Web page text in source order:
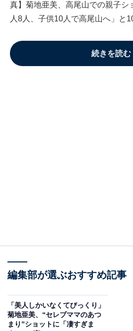
真】菊地亜美、高尾山での親子シ
人8人、子供10人で高尾山へ」と
続きを読む
編集部が選ぶおすすめ記事
「美人しかいなくてびっくり」
菊地亜美、“セレブママのあつ
まり”ショットに「凄すぎま